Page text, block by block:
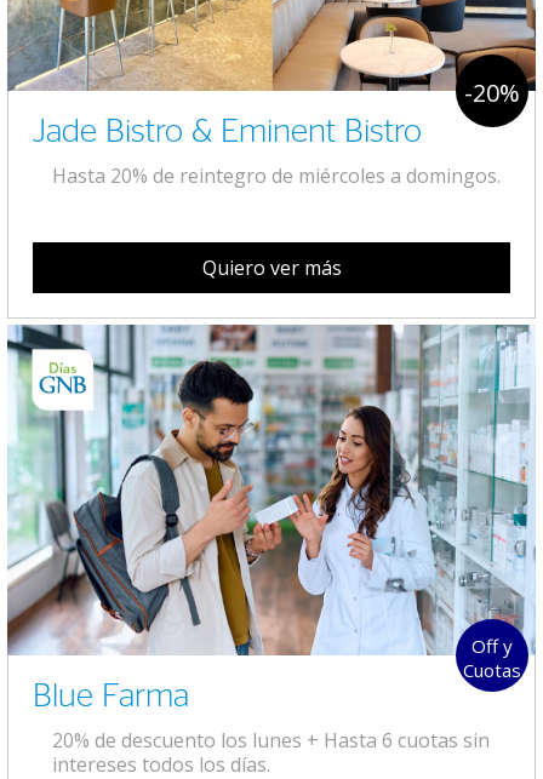
-20%
Jade Bistro & Eminent Bistro
Hasta 20% de reintegro de miércoles a domingos.
Quiero ver más
Off y
Cuotas
Blue Farma
20% de descuento los lunes + Hasta 6 cuotas sin
intereses todos los días.